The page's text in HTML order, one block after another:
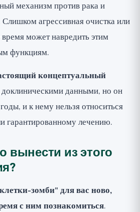
механизм против рака и
агрессивная очистка или
может навредить этим
функциям.
концептуальный
данными, но он
и к нему нельзя относиться
гарантированному лечению.
вынести из этого
зомби" для вас ново,
с ним познакомиться.